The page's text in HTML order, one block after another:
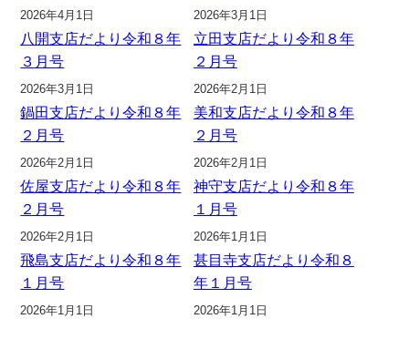
2026年4月1日 2026年3月1日
八開支店だより令和８年
３月号
2026年3月1日
立田支店だより令和８年
２月号
2026年2月1日
鍋田支店だより令和８年
２月号
2026年2月1日
美和支店だより令和８年
２月号
2026年2月1日
佐屋支店だより令和８年
２月号
2026年2月1日
神守支店だより令和８年
１月号
2026年1月1日
飛島支店だより令和８年
１月号
2026年1月1日
甚目寺支店だより令和８
年１月号
2026年1月1日